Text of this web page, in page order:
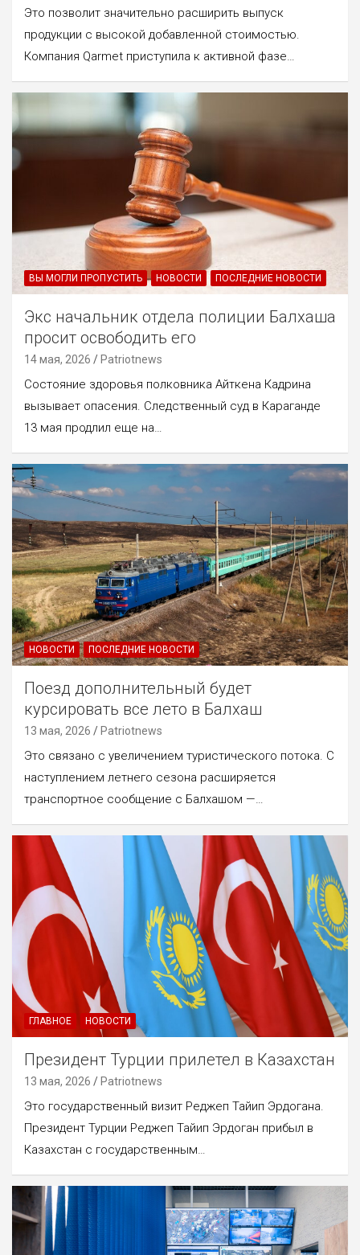
Это позволит значительно расширить выпуск
продукции с высокой добавленной стоимостью.
Компания Qarmet приступила к активной фазе…
ВЫ МОГЛИ ПРОПУСТИТЬ НОВОСТИ ПОСЛЕДНИЕ НОВОСТИ
Экс начальник отдела полиции Балхаша
просит освободить его
14 мая, 2026 Patriotnews
Состояние здоровья полковника Айткена Кадрина
вызывает опасения. Следственный суд в Караганде
13 мая продлил еще на…
НОВОСТИ ПОСЛЕДНИЕ НОВОСТИ
Поезд дополнительный будет
курсировать все лето в Балхаш
13 мая, 2026 Patriotnews
Это связано с увеличением туристического потока. С
наступлением летнего сезона расширяется
транспортное сообщение с Балхашом —…
ГЛАВНОЕ НОВОСТИ
Президент Турции прилетел в Казахстан
13 мая, 2026 Patriotnews
Это государственный визит Реджеп Тайип Эрдогана.
Президент Турции Реджеп Тайип Эрдоган прибыл в
Казахстан с государственным…